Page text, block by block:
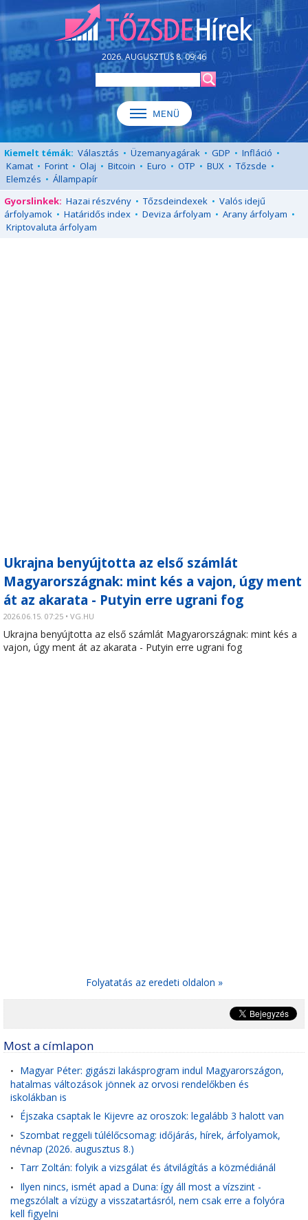
2026. AUGUSZTUS 8. 09:46
Kiemelt témák: Választás • Üzemanyagárak • GDP • Infláció •
Kamat • Forint • Olaj • Bitcoin • Euro • OTP • BUX • Tőzsde •
Elemzés • Állampapír
Gyorslinkek: Hazai részvény • Tőzsdeindexek • Valós idejű
árfolyamok • Határidős index • Deviza árfolyam • Arany árfolyam •
Kriptovaluta árfolyam
Ukrajna benyújtotta az első számlát
Magyarországnak: mint kés a vajon, úgy ment
át az akarata - Putyin erre ugrani fog
2026.06.15. 07:25 • VG.HU
Ukrajna benyújtotta az első számlát Magyarországnak: mint kés a
vajon, úgy ment át az akarata - Putyin erre ugrani fog
Folyatatás az eredeti oldalon »
Most a címlapon
• Magyar Péter: gigászi lakásprogram indul Magyarországon,
hatalmas változások jönnek az orvosi rendelőkben és
iskolákban is
• Éjszaka csaptak le Kijevre az oroszok: legalább 3 halott van
• Szombat reggeli túlélőcsomag: időjárás, hírek, árfolyamok,
névnap (2026. augusztus 8.)
• Tarr Zoltán: folyik a vizsgálat és átvilágítás a közmédiánál
• Ilyen nincs, ismét apad a Duna: így áll most a vízszint -
megszólalt a vízügy a visszatartásról, nem csak erre a folyóra
kell figyelni